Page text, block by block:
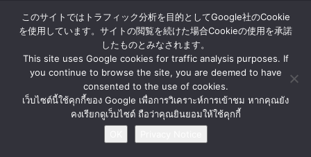
ニュース 企業情報
お問い合わせ
プライバシー通知
© BY MATERIAL AUTOMATION ( THAILAND ) Co., Ltd.
このサイトではトラフィック分析を目的としてGoogle社のCookie
を使用しています。サイトの閲覧を続けた場合Cookieの使用を承諾
したものとみなされます。
This site uses Google cookies for traffic analysis purposes. If
you continue to browse the site, you are deemed to have
consented to the use of cookies.
เว็บไซต์นี้ใช้คุกกี้ของ Google เพื่อการวิเคราะห์การเข้าชม หากคุณยัง
คงเรียกดูเว็บไซต์ ถือว่าคุณยินยอมให้ใช้คุกกี้